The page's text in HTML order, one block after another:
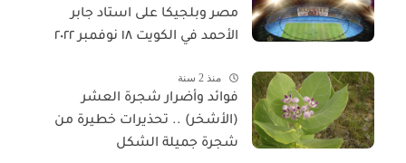
مصر وبلجيكا على استاد جابر
الأحمد في الكويت ١٨ نوفمبر ٢٠٢٢
منذ 2 سنة
فوائد وأضرار شجرة العشر
(الأشخر) .. تحذيرات خطيرة من
شجرة جميلة الشكل